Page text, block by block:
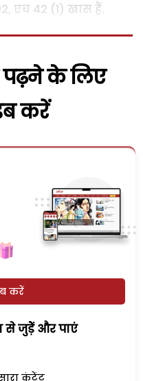
एच 42 (1) खास हैं.
के लिए
करें
करें
से जुड़ेें और पाएं
कंटेंट